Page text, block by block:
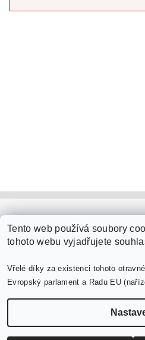
Tento web používá soubory
tohoto webu vyjadřujete
Vřelé díky za existenci tohoto
Evropský parlament a Radu EU